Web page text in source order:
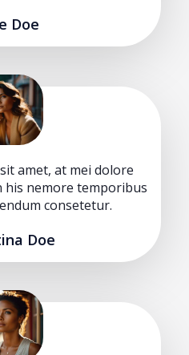
Doe
amet, at mei dolore
nemore temporibus
consetetur.
Doe